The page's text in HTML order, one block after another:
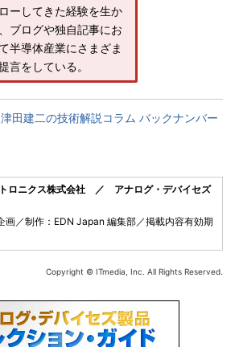
ーしてきた経験を生か
ブログや独自記事にお
半導体産業にさまざま
言をしている。
津田建二の技術解説コラム バックナンバー
ロニクス株式会社 ／ アナログ・デバイセズ
画／制作：EDN Japan 編集部／掲載内容有効期
Copyright © ITmedia, Inc. All Rights Reserved.